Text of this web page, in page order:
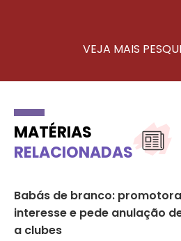
VEJA MAIS
MATÉRIAS
RELACIONADAS
Babás de branco:
interesse e pede anulação
a clubes